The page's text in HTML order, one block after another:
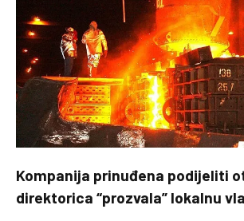
Kompanija prinuđena podijeliti
direktorica “prozvala” lokalnu